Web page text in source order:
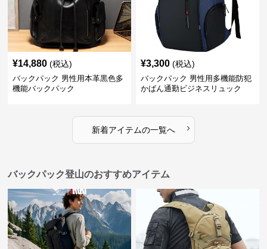
¥14,880 (税込)
バックパック 男性用本革黒色多
機能バックパック
¥3,300 (税込)
バックパック 男性用多機能防犯
かばん通勤ビジネスリュック
新着アイテムの一覧へ ›
バックパック登山のおすすめアイテム